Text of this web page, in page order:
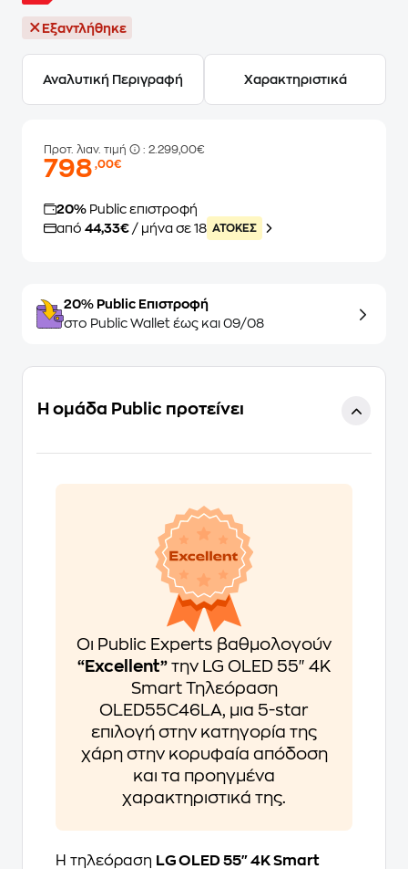
Εξαντλήθηκε
Αναλυτική Περιγραφή Χαρακτηριστικά
Προτ. λιαν. τιμή : 2.299,00€
798,00€
20% Public επιστροφή
από 44,33€ / μήνα σε 18 ATOKEΣ
20% Public Επιστροφή
στο Public Wallet έως και 09/08
Η ομάδα Public προτείνει
Οι Public Experts βαθμολογούν
“Excellent” την LG OLED 55" 4K
Smart Τηλεόραση
OLED55C46LA, μια 5-star
επιλογή στην κατηγορία της
χάρη στην κορυφαία απόδοση
και τα προηγμένα
χαρακτηριστικά της.
Η τηλεόραση LG OLED 55" 4K Smart